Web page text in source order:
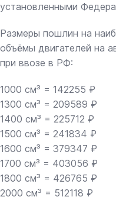
установленными
Размеры пошлин на
объёмы двигателей на
при ввозе в РФ:
1000 см³ = 142255 ₽
1300 см³ = 209589 ₽
1400 см³ = 225712 ₽
1500 см³ = 241834 ₽
1600 см³ = 379347 ₽
1700 см³ = 403056 ₽
1800 см³ = 426765 ₽
2000 см³ = 512118 ₽